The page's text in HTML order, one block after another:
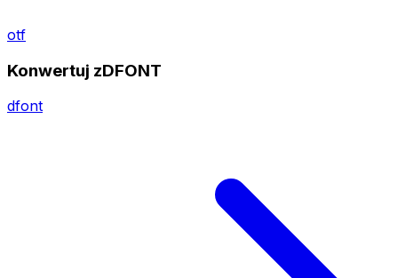
otf
Konwertuj zDFONT
dfont